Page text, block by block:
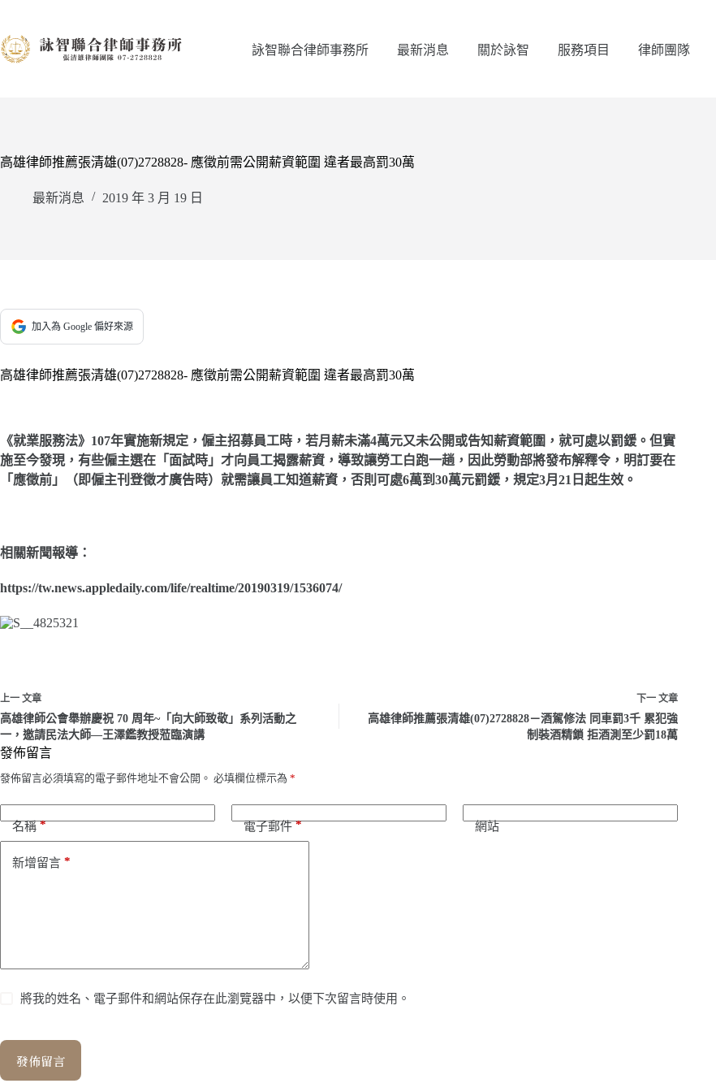
主
詠智聯合律師事務所 最新消息 關於詠智 服務項目 律師團隊
高雄律師推薦張清雄(07)2728828- 應徵前需公開薪資範圍 違者最高罰30萬
最新消息 2019 年 3 月 19 日
加入為 Google 偏好來源
高雄律師推薦張清雄(07)2728828- 應徵前需公開薪資範圍 違者最高罰30萬
《就業服務法》107年實施新規定，僱主招募員工時，若月薪未滿4萬元又未公開或告知薪資範圍，就可處以罰鍰。但實
施至今發現，有些僱主選在「面試時」才向員工揭露薪資，導致讓勞工白跑一趟，因此勞動部將發布解釋令，明訂要在
「應徵前」（即僱主刊登徵才廣告時）就需讓員工知道薪資，否則可處6萬到30萬元罰鍰，規定3月21日起生效。
相關新聞報導：
https://tw.news.appledaily.com/life/realtime/20190319/1536074/
上一 文章
高雄律師公會舉辦慶祝 70 周年~「向大師致敬」系列活動之
一，邀請民法大師—王澤鑑教授蒞臨演講
下一 文章
高雄律師推薦張清雄(07)2728828－酒駕修法 同車罰3千 累犯強
制裝酒精鎖 拒酒測至少罰18萬
發佈留言
發佈留言必須填寫的電子郵件地址不會公開。 必填欄位標示為 *
名稱* 電子郵件* 網站
新增留言 *
將我的姓名、電子郵件和網站保存在此瀏覽器中，以便下次留言時使用。
發佈留言